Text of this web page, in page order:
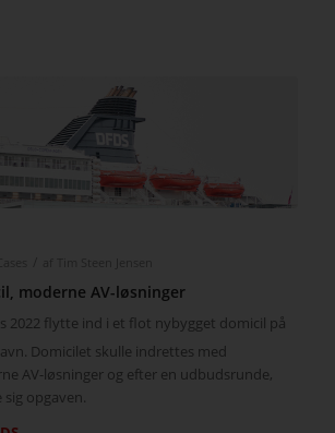
moderne AV-løsninger
2022 flytte ind i et flot nybygget domicil på
Domicilet skulle indrettes med
AV-løsninger og efter en udbudsrunde,
sig opgaven.